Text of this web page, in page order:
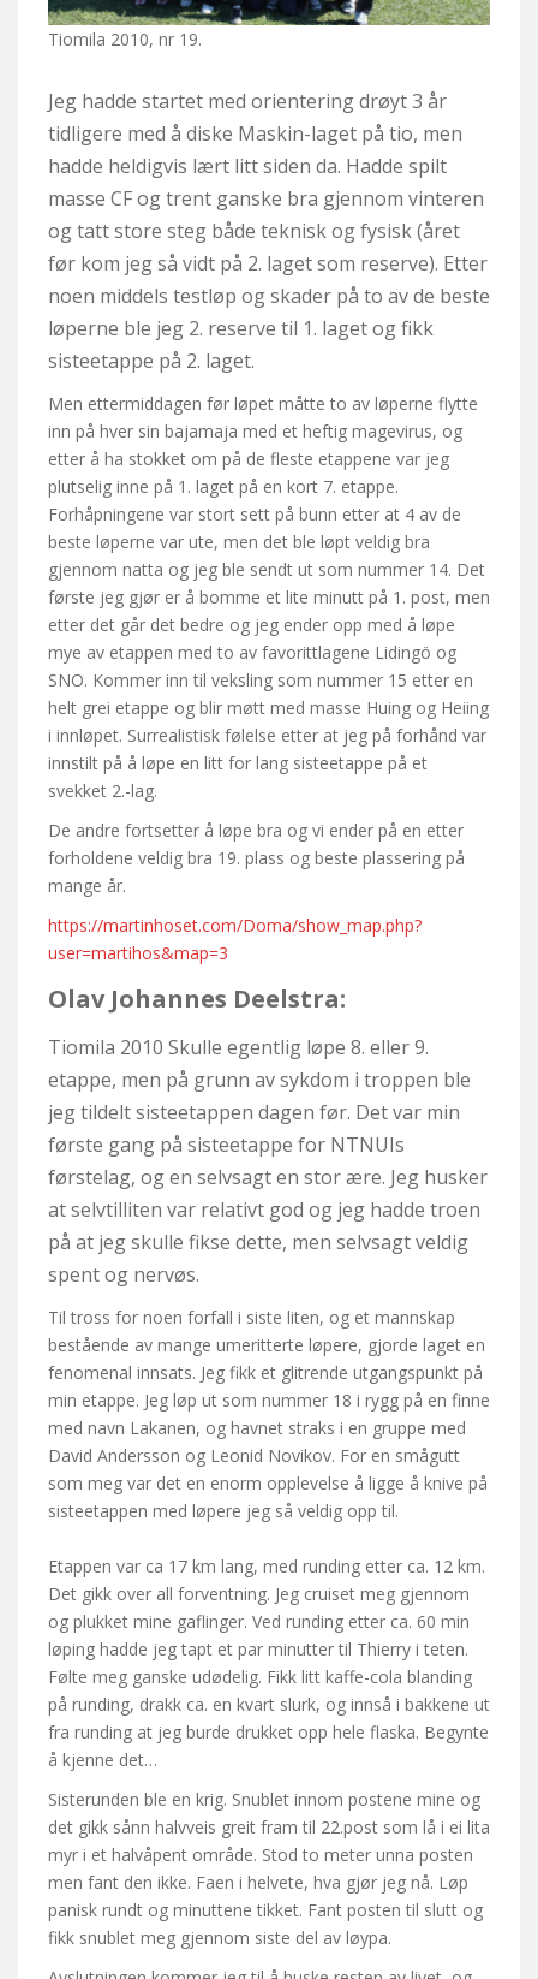
Tiomila 2010, nr 19.
Jeg hadde startet med orientering drøyt 3 år
tidligere med å diske Maskin-laget på tio, men
hadde heldigvis lært litt siden da. Hadde spilt
masse CF og trent ganske bra gjennom vinteren
og tatt store steg både teknisk og fysisk (året
før kom jeg så vidt på 2. laget som reserve). Etter
noen middels testløp og skader på to av de beste
løperne ble jeg 2. reserve til 1. laget og fikk
sisteetappe på 2. laget.
Men ettermiddagen før løpet måtte to av løperne flytte
inn på hver sin bajamaja med et heftig magevirus, og
etter å ha stokket om på de fleste etappene var jeg
plutselig inne på 1. laget på en kort 7. etappe.
Forhåpningene var stort sett på bunn etter at 4 av de
beste løperne var ute, men det ble løpt veldig bra
gjennom natta og jeg ble sendt ut som nummer 14. Det
første jeg gjør er å bomme et lite minutt på 1. post, men
etter det går det bedre og jeg ender opp med å løpe
mye av etappen med to av favorittlagene Lidingö og
SNO. Kommer inn til veksling som nummer 15 etter en
helt grei etappe og blir møtt med masse Huing og Heiing
i innløpet. Surrealistisk følelse etter at jeg på forhånd var
innstilt på å løpe en litt for lang sisteetappe på et
svekket 2.-lag.
De andre fortsetter å løpe bra og vi ender på en etter
forholdene veldig bra 19. plass og beste plassering på
mange år.
https://martinhoset.com/Doma/show_map.php?
user=martihos&map=3
Olav Johannes Deelstra:
Tiomila 2010 Skulle egentlig løpe 8. eller 9.
etappe, men på grunn av sykdom i troppen ble
jeg tildelt sisteetappen dagen før. Det var min
første gang på sisteetappe for NTNUIs
førstelag, og en selvsagt en stor ære. Jeg husker
at selvtilliten var relativt god og jeg hadde troen
på at jeg skulle fikse dette, men selvsagt veldig
spent og nervøs.
Til tross for noen forfall i siste liten, og et mannskap
bestående av mange umeritterte løpere, gjorde laget en
fenomenal innsats. Jeg fikk et glitrende utgangspunkt på
min etappe. Jeg løp ut som nummer 18 i rygg på en finne
med navn Lakanen, og havnet straks i en gruppe med
David Andersson og Leonid Novikov. For en smågutt
som meg var det en enorm opplevelse å ligge å knive på
sisteetappen med løpere jeg så veldig opp til.
Etappen var ca 17 km lang, med runding etter ca. 12 km.
Det gikk over all forventning. Jeg cruiset meg gjennom
og plukket mine gaflinger. Ved runding etter ca. 60 min
løping hadde jeg tapt et par minutter til Thierry i teten.
Følte meg ganske udødelig. Fikk litt kaffe-cola blanding
på runding, drakk ca. en kvart slurk, og innså i bakkene ut
fra runding at jeg burde drukket opp hele flaska. Begynte
å kjenne det…
Sisterunden ble en krig. Snublet innom postene mine og
det gikk sånn halvveis greit fram til 22.post som lå i ei lita
myr i et halvåpent område. Stod to meter unna posten
men fant den ikke. Faen i helvete, hva gjør jeg nå. Løp
panisk rundt og minuttene tikket. Fant posten til slutt og
fikk snublet meg gjennom siste del av løypa.